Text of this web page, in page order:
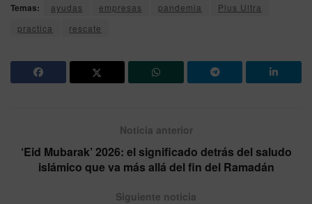
Temas: ayudas empresas pandemia
Plus Ultra
practica
rescate
Noticia anterior
‘Eid Mubarak’ 2026: el significado detrás del saludo
islámico que va más allá del fin del Ramadán
Siguiente noticia